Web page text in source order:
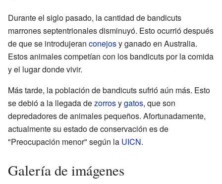
Durante el siglo pasado, la cantidad de bandicuts
marrones septentrionales disminuyó. Esto ocurrió después
de que se introdujeran conejosy ganado en Australia.
Estos animales competían con los bandicuts por la comida
y el lugar donde vivir.
Más tarde, la población de bandicuts sufrió aún más. Esto
se debió a la llegada dezorrosygatos, que son
depredadores de animales pequeños. Afortunadamente,
actualmente su estado de conservación es de
"Preocupación menor" según la UICN.
Galería de imágenes